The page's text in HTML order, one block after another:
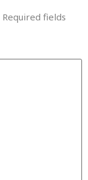
Required fields